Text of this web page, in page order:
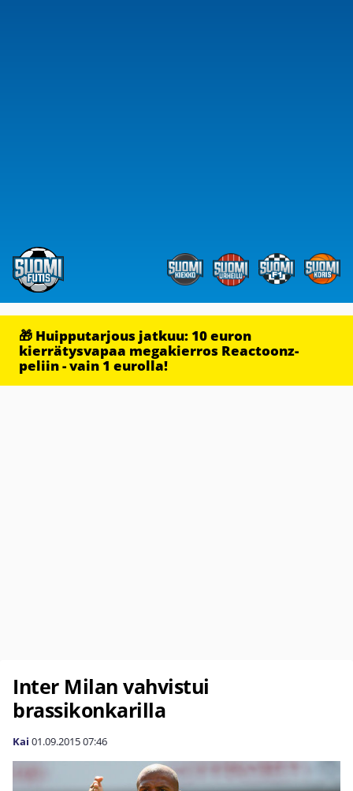
🎁 Huipputarjous jatkuu: 10 euron
kierrätysvapaa megakierros Reactoonz-
peliin - vain 1 eurolla!
Inter Milan vahvistui
brassikonkarilla
Kai 01.09.201507:46